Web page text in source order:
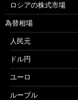
ロシアの株式市場
為替相場
人民元
ドル円
ユーロ
ルーブル